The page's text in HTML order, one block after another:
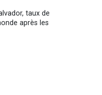
taux de
après les